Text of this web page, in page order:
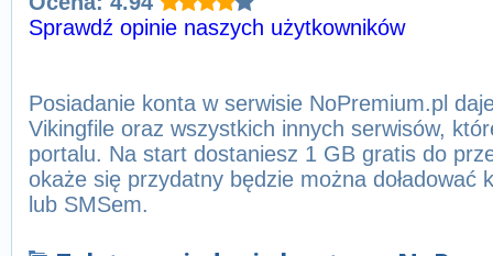
Sprawdź opinie naszych użytkowników
Posiadanie konta w serwisie NoPremium.pl
Vikingfile oraz wszystkich innych serwisów,
portalu. Na start dostaniesz 1 GB gratis do
okaże się przydatny będzie można doładować
lub SMSem.